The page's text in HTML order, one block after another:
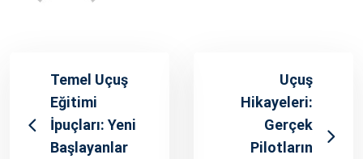
Temel Uçuş
Eğitimi
İpuçları: Yeni
Başlayanlar
Uçuş
Hikayeleri:
Gerçek
Pilotların